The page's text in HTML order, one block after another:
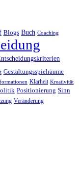
Blogs Buch Coaching
Gestaltungsspielräume
Klarheit Kreativität
Positionierung Sinn
Veränderung